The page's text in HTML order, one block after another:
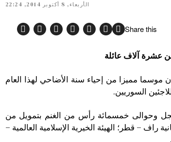
الأربعاء, 8 أكتوبر 2014, 22:24
Share this
عشرة آلاف عائلة
موسما مميزا من إحياء سنة الأضاحي لهذا العام
السوريين.
وحوالى خمسمائة رأس من الغنم بتمويل من
راف – قطر؛ الهيئة الخيرية الإسلامية العالمية –